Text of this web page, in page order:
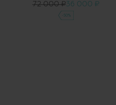
72 000 ₽ 36 000 ₽
-50%